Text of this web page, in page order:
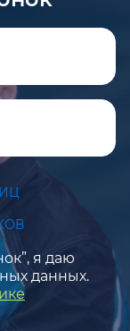
я даю
данных.